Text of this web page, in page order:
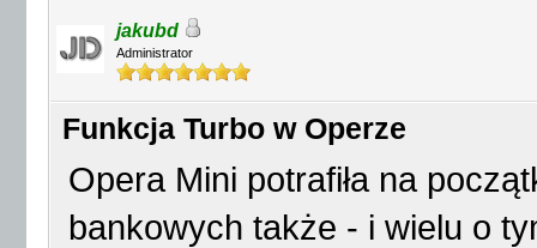
jakubd
Administrator
Funkcja Turbo w Operze
Opera Mini potrafiła na
bankowych także - i wielu o